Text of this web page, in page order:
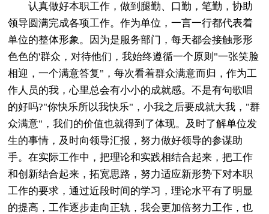
认真做好本职工作，做到腿勤、口勤，笔勤，协助
领导圆满完成各项工作。作为单位，一言一行都代表着
单位的整体形象。因为是服务部门，每天都会接触形形
色色的'群众，对待他们，我始终遵循一个原则"一张笑脸
相迎，一个满意答复"，每次看着群众满意而归，作为工
作人员的我，心里总会有小小的成就感。不是有句歌唱
的好吗?"你快乐所以我快乐"，小我之后要成就大我，"群
众满意"，我们的价值也就得到了体现。及时了解单位发
生的事情，及时向领导汇报，努力做好领导的参谋助
手。在实际工作中，把理论和实践相结合起来，把工作
和创新结合起来，拓宽思路，努力适应新形势下对本职
工作的要求，通过近段时间的学习，理论水平有了明显
的提高，工作逐步走向正轨，我会更加倍努力工作，也